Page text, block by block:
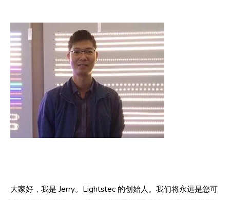
大家好，我是 Jerry。Lightstec 的创始人。我们将永远是您可